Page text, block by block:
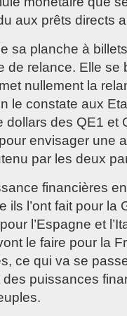
aux prêts directs
sa planche à
de relance. Elle
nullement la
le constate aux
dollars des QE1 et
envisager une
par les deux
financières
l’ont fait pour la
l’Espagne et
le faire pour la
ce qui va se
puissances